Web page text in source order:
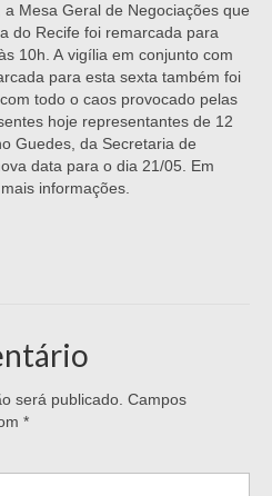
Mesa Geral de Negociações que
do Recife foi remarcada para
10h. A vigília em conjunto com
para esta sexta também foi
todo o caos provocado pelas
hoje representantes de 12
Guedes, da Secretaria de
data para o dia 21/05. Em
informações.
será publicado. Campos
*